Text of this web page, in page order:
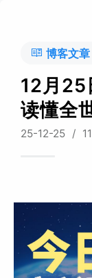
博客文章
12月25
读懂全
25-12-25 /